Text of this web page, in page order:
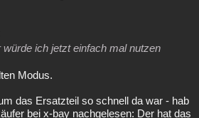
ich jetzt einfach mal nutzen
Modus.
das Ersatzteil so schnell da war - hab
bei x-bay nachgelesen: Der hat das